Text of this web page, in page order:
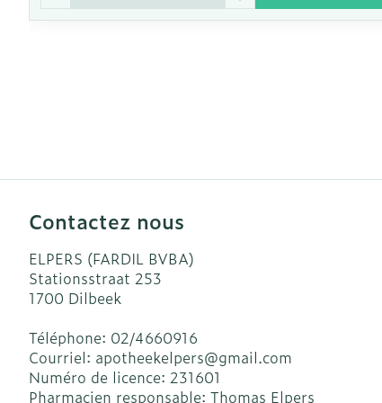
Contactez nous
ELPERS (FARDIL BVBA)
Stationsstraat 253
1700 Dilbeek
Téléphone: 02/4660916
Courriel: apotheekelpers@gmail.com
Numéro de licence: 231601
Pharmacien responsable: Thomas Elpers